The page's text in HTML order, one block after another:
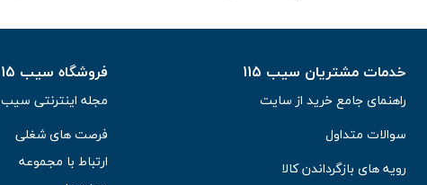
خدمات مشتریان سیب 115
راهنمای جامع خرید از سایت
سوالات متداول
رویه های بازگرداندن کالا
فروشگاه سیب 115
مجله اینترنتی سیب 115
فرصت های شغلی
ارتباط با مجموعه